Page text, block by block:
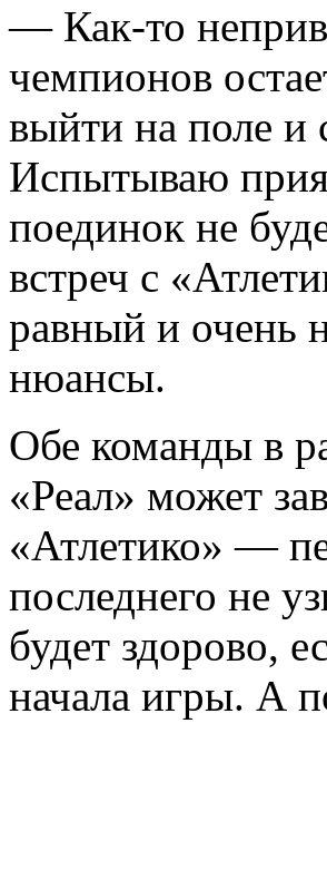
— Как-то
чемпионов
выйти на поле и
Испытываю
поединок не
встреч с
равный и очень
нюансы.
Обе команды в
«Реал» может
«Атлетико» —
последнего не
будет здорово,
начала игры. А